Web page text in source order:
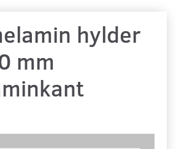
hylder
mm